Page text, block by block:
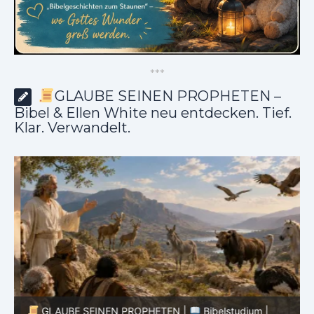
***
GLAUBE SEINEN PROPHETEN –
Bibel & Ellen White neu entdecken. Tief.
Klar. Verwandelt.
GLAUBE SEINEN PROPHETEN |
Bibelstudium |